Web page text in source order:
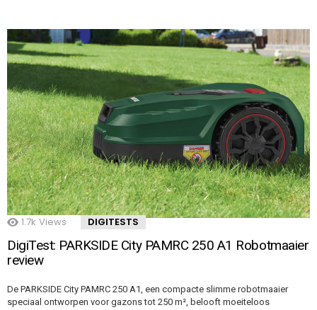
1.7k Views DIGITESTS
DigiTest: PARKSIDE City PAMRC 250 A1 Robotmaaier
review
De PARKSIDE City PAMRC 250 A1, een compacte slimme robotmaaier
speciaal ontworpen voor gazons tot 250 m², belooft moeiteloos